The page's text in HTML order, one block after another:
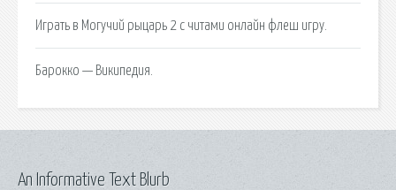
Играть в Могучий рыцарь 2 с читами онлайн флеш игру.
Барокко — Википедия.
An Informative Text Blurb